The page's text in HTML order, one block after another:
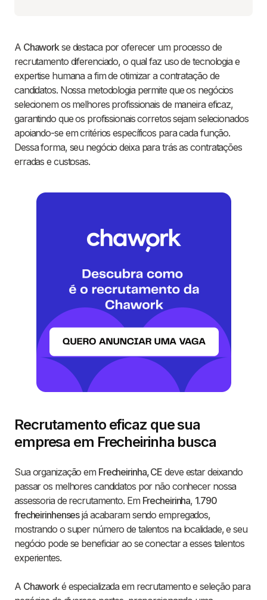
A Chaworkse destaca por oferecer um processo de
recrutamento diferenciado, o qual faz uso de tecnologia e
expertise humana a fim de otimizar a contratação de
candidatos. Nossa metodologia permite que os negócios
selecionem os melhores profissionais de maneira eficaz,
garantindo que os profissionais corretos sejam selecionados
apoiando-se em critérios específicos para cada função.
Dessa forma, seu negócio deixa para trás as contratações
erradas e custosas.
Recrutamento eficaz que sua
empresa em Frecheirinha busca
Sua organização em Frecheirinha, CE deve estar deixando
passar os melhores candidatos por não conhecer nossa
assessoria de recrutamento. Em Frecheirinha, 1.790
frecheirinhensesjá acabaram sendo empregados,
mostrando o super número de talentos na localidade, e seu
negócio pode se beneficiar ao se conectar a esses talentos
experientes.
A Chaworké especializada em recrutamento e seleção para